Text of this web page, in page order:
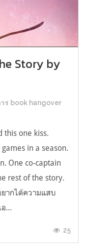
Story by
ร book hangover
this one kiss.
in a season.
One co-captain
rest of the story.
ากได้ความแสบ
...
25